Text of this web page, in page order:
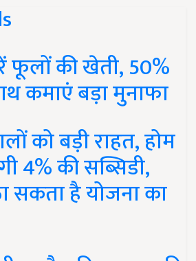
फूलों की खेती, 50%
कमाएं बड़ा मुनाफा
को बड़ी राहत, होम
4% की सब्सिडी,
सकता है योजना का